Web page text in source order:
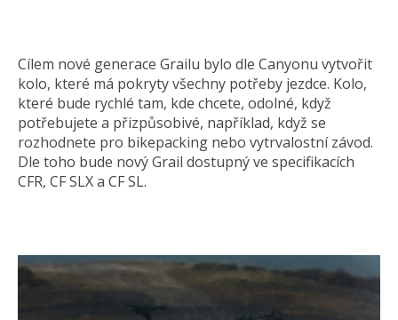
Cílem nové generace Grailu bylo dle Canyonu vytvořit
kolo, které má pokryty všechny potřeby jezdce. Kolo,
které bude rychlé tam, kde chcete, odolné, když
potřebujete a přizpůsobivé, například, když se
rozhodnete pro bikepacking nebo vytrvalostní závod.
Dle toho bude nový Grail dostupný ve specifikacích
CFR, CF SLX a CF SL.